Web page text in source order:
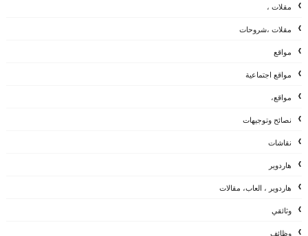
مقلات ،
مقلات ،شروحات
مواقع
مواقع اجتماعية
مواقع،
نصائح وتوجيهات
نقاشات
هاردوير
هاردوير ، العاب، مقالات
وثائقي
وظائف